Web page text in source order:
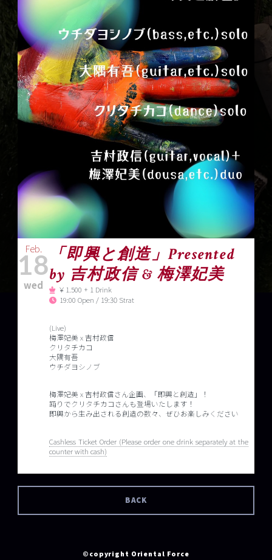
Feb.
18
wed
「即興と創造」Presented
by 吉村政信 & 梅澤妃美
￥1.500 + 1 Drink
19:00 Open / 19:30 Strat
(Live)
梅澤妃美 x 吉村政信
クリタチカコ
大隅有吾
ウチダヨシノブ
梅澤妃美 x 吉村政信さん企画、「即興と創造」！
踊りでクリタチカコさんも登場いたします！
即興から生み出される創造の数々、ぜひお楽しみください
Cashless Ticket Order (Please order one drink separately at the
counter with cash)
BACK
©copyright Oriental Force